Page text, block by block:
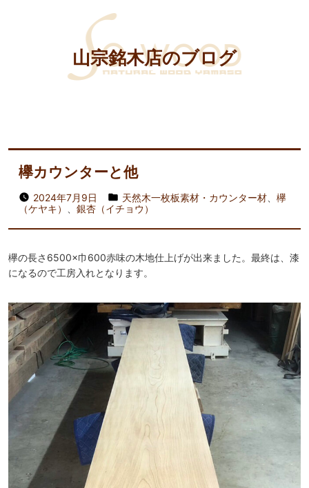
山宗銘木店のブログ
欅カウンターと他
2024年7月9日 天然木一枚板素材・カウンター材
欅
（ケヤキ）
銀杏（イチョウ）
欅の長さ6500×巾600赤味の木地仕上げが出来ました。最終は、漆
になるので工房入れとなります。